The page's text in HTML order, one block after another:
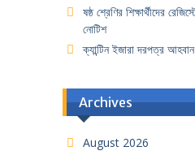
ষষ্ঠ শ্রেণির শিক্ষার্থীদের
নোটিশ
ক্যান্টিন ইজারা দরপত্র আহবান
Archives
August 2026